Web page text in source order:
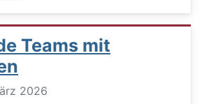
Teams mit
2026